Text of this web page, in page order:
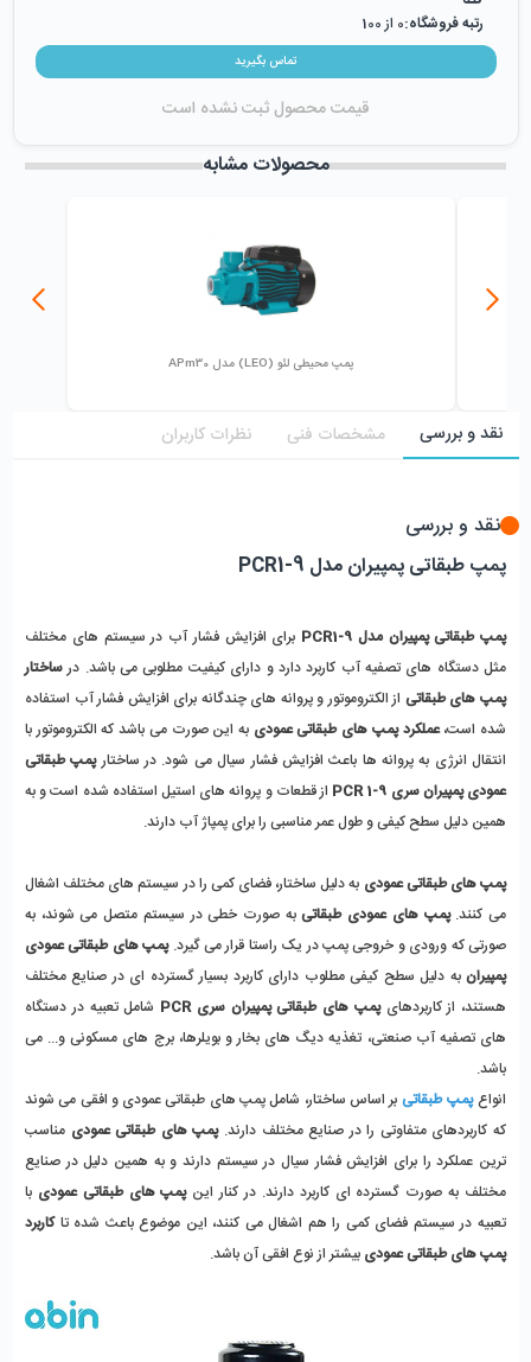
رتبه فروشگاه:0 از 100
زمان ایجاد فروشگاه :دوشنبه ۲۴ اردیبهشت ۱۳۹۷
تماس بگیرید
قیمت محصول ثبت نشده است
محصولات مشابه
پمپ محیطی لئو (LEO) مدل APm30
نقد و بررسی مشخصات فنی نظرات کاربران
نقد و بررسی
پمپ طبقاتی پمپیران مدل PCR1-9
پمپ طبقاتی پمپیران مدل PCR1-9
مثل دستگاه های تصفیه آب کاربرد دارد و دارای کیفیت مطلوبی می باشد. در
پمپ های طبقاتی
شده است، عملکرد پمپ های طبقاتی عمودی
انتقال انرژی به پروانه ها باعث افزایش فشار سیال می شود. در ساختار
عمودی پمپیران سری PCR 1-9
همین دلیل سطح کیفی و طول عمر مناسبی را برای پمپاژ آب دارند.
پمپ های طبقاتی عمودی
می کنند. پمپ های عمودی طبقاتی
صورتی که ورودی و خروجی پمپ در یک راستا قرار می گیرد.
پمپیران
هستند، از کاربردهای پمپ های طبقاتی پمپیران سری PCR
باشد.
انواع پمپ طبقاتی
که کاربردهای متفاوتی را در صنایع مختلف دارند. پمپ های طبقاتی عمودی
مختلف به صورت گسترده ای کاربرد دارند. در کنار این پمپ های طبقاتی عمودی
تعبیه در سیستم فضای کمی را هم اشغال می کنند، این موضوع باعث شده تا
پمپ های طبقاتی عمودی بیشتر از نوع افقی آن باشد.